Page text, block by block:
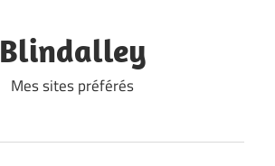
Blindalley
Mes sites préférés